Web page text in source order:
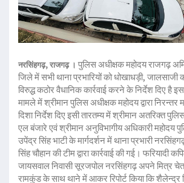
नरसिंहगढ़, राजगढ़ । पुलिस अधीक्षक महोदय राजगढ़
जिले में सभी थाना प्रभारियों को धोखाधड़ी, जालसाजी
विरुद्ध कठोर वैधानिक कार्रवाई करने के निर्देश दिए है
मामले में श्रीमान पुलिस अधीक्षक महोदय द्वारा
दिशा निर्देश दिए इसी तारतम्य में श्रीमान अतरिक्त
एल बंजारे एवं श्रीमान अनुविभागीय अधिकारी महोदय
उपेंद्र सिंह भाटी के मार्गदर्शन में थाना प्रभारी
सिंह चौहान की टीम द्वारा कार्रवाई की गई। फरियादी
जायसवाल निवासी सूरजपोल नरसिंहगढ़ अपने मित्र
रामकुंड के साथ थाने में आकर रिपोर्ट किया कि शैलेन्द्र